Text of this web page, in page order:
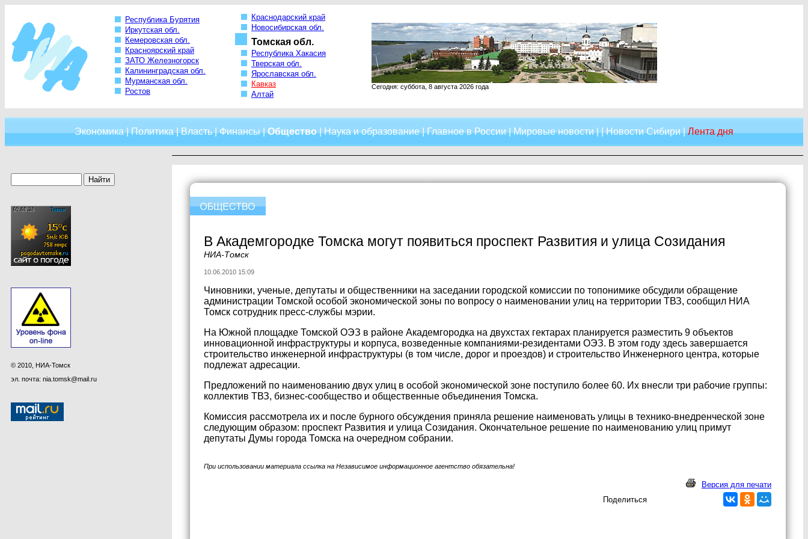
Республика Бурятия
Иркутская обл.
Кемеровская обл.
Красноярский край
ЗАТО Железногорск
Калининградская обл.
Мурманская обл.
Ростов
Краснодарский край
Новосибирская обл.
Томская обл.
Республика Хакасия
Тверская обл.
Ярославская обл.
Кавказ
Алтай
Сегодня: суббота, 8 августа 2026 года
Экономика|Политика|Власть|Финансы|Общество|Наука и образование|Главное в России|Мировые новости| |Новости Сибири|Лента дня
© 2010, НИА-Томск
эл. почта: nia.tomsk@mail.ru
В Академгородке Томска могут появиться проспект Развития и улица Созидания
НИА-Томск
10.06.2010 15:09
Чиновники, ученые, депутаты и общественники на заседании городской комиссии по топонимике обсудили обращение
администрации Томской особой экономической зоны по вопросу о наименовании улиц на территории ТВЗ, сообщил НИА
Томск сотрудник пресс-службы мэрии.
На Южной площадке Томской ОЭЗ в районе Академгородка на двухстах гектарах планируется разместить 9 объектов
инновационной инфраструктуры и корпуса, возведенные компаниями-резидентами ОЭЗ. В этом году здесь завершается
строительство инженерной инфраструктуры (в том числе, дорог и проездов) и строительство Инженерного центра, которые
подлежат адресации.
Предложений по наименованию двух улиц в особой экономической зоне поступило более 60. Их внесли три рабочие группы:
коллектив ТВЗ, бизнес-сообщество и общественные объединения Томска.
Комиссия рассмотрела их и после бурного обсуждения приняла решение наименовать улицы в технико-внедренческой зоне
следующим образом: проспект Развития и улица Созидания. Окончательное решение по наименованию улиц примут
депутаты Думы города Томска на очередном собрании.
При использовании материала ссылка на Независимое информационное агентство обязательна!
Версия для печати
Поделиться